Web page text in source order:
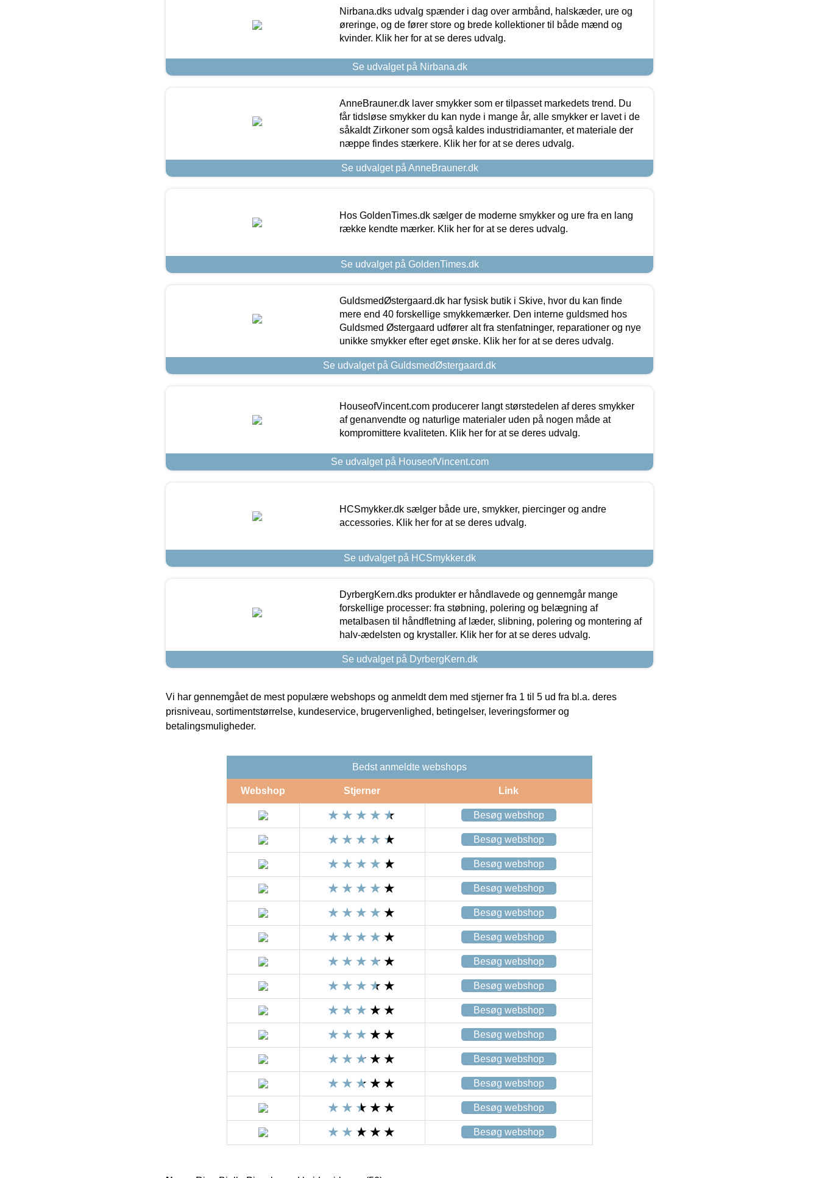
Nirbana.dks udvalg spænder i dag over armbånd, halskæder, ure og
øreringe, og de fører store og brede kollektioner til både mænd og
kvinder. Klik her for at se deres udvalg.
Se udvalget på Nirbana.dk
AnneBrauner.dk laver smykker som er tilpasset markedets trend. Du
får tidsløse smykker du kan nyde i mange år, alle smykker er lavet i de
såkaldt Zirkoner som også kaldes industridiamanter, et materiale der
næppe findes stærkere. Klik her for at se deres udvalg.
Se udvalget på AnneBrauner.dk
Hos GoldenTimes.dk sælger de moderne smykker og ure fra en lang
række kendte mærker. Klik her for at se deres udvalg.
Se udvalget på GoldenTimes.dk
GuldsmedØstergaard.dk har fysisk butik i Skive, hvor du kan finde
mere end 40 forskellige smykkemærker. Den interne guldsmed hos
Guldsmed Østergaard udfører alt fra stenfatninger, reparationer og nye
unikke smykker efter eget ønske. Klik her for at se deres udvalg.
Se udvalget på GuldsmedØstergaard.dk
HouseofVincent.com producerer langt størstedelen af deres smykker
af genanvendte og naturlige materialer uden på nogen måde at
kompromittere kvaliteten. Klik her for at se deres udvalg.
Se udvalget på HouseofVincent.com
HCSmykker.dk sælger både ure, smykker, piercinger og andre
accessories. Klik her for at se deres udvalg.
Se udvalget på HCSmykker.dk
DyrbergKern.dks produkter er håndlavede og gennemgår mange
forskellige processer: fra støbning, polering og belægning af
metalbasen til håndfletning af læder, slibning, polering og montering af
halv-ædelsten og krystaller. Klik her for at se deres udvalg.
Se udvalget på DyrbergKern.dk
Vi har gennemgået de mest populære webshops og anmeldt dem med stjerner fra 1 til 5 ud fra bl.a. deres
prisniveau, sortimentstørrelse, kundeservice, brugervenlighed, betingelser, leveringsformer og
betalingsmuligheder.
Bedst anmeldte webshops
Webshop Stjerner Link
Besøg webshop
Besøg webshop
Besøg webshop
Besøg webshop
Besøg webshop
Besøg webshop
Besøg webshop
Besøg webshop
Besøg webshop
Besøg webshop
Besøg webshop
Besøg webshop
Besøg webshop
Besøg webshop